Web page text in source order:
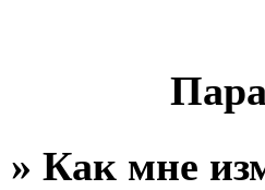
» Как мне